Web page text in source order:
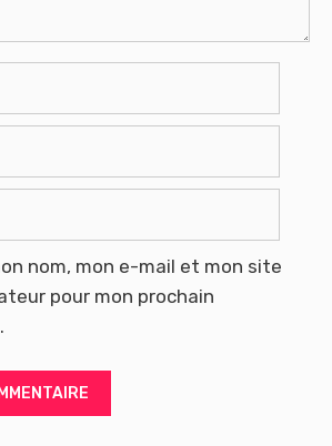
nom, mon e-mail et mon site
pour mon prochain